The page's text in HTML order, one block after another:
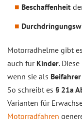
Beschaffenheit
Motorradhelme gibt
auch für Kinder.
wenn sie als Beifahrer
So schreibt es § 21a
Varianten für
Motorradfahren